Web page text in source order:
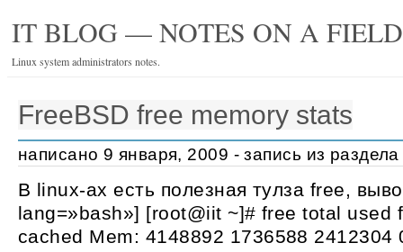
IT BLOG — NOTES ON A
Linux system administrators notes.
FreeBSD free memory stats
написано 9 января, 2009 - запись из
В linux-ах есть полезная тулза free,
lang=»bash»] [root@iit ~]# free total used
cached Mem: 4148892 1736588 2412304